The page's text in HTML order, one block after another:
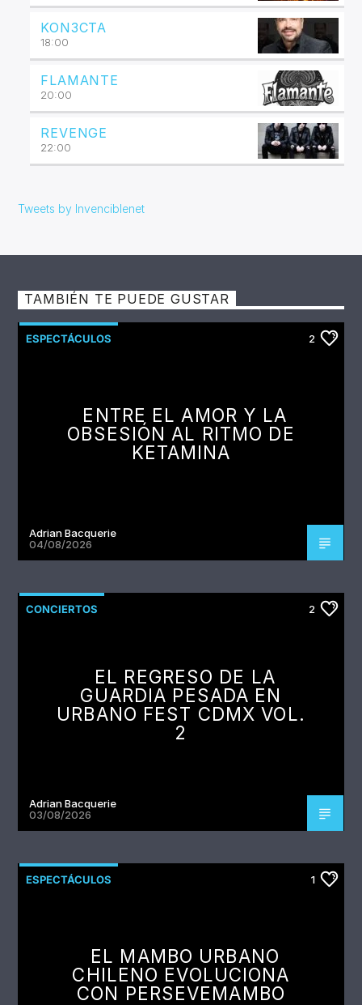
KON3CTA
18:00
FLAMANTE
20:00
REVENGE
22:00
Tweets by Invenciblenet
TAMBIÉN TE PUEDE GUSTAR
ESPECTÁCULOS 2
ENTRE EL AMOR Y LA
OBSESIÓN AL RITMO DE
KETAMINA
Adrian Bacquerie
04/08/2026
CONCIERTOS 2
EL REGRESO DE LA
GUARDIA PESADA EN
URBANO FEST CDMX VOL.
2
Adrian Bacquerie
03/08/2026
ESPECTÁCULOS 1
EL MAMBO URBANO
CHILENO EVOLUCIONA
CON PERSEVEMAMBO